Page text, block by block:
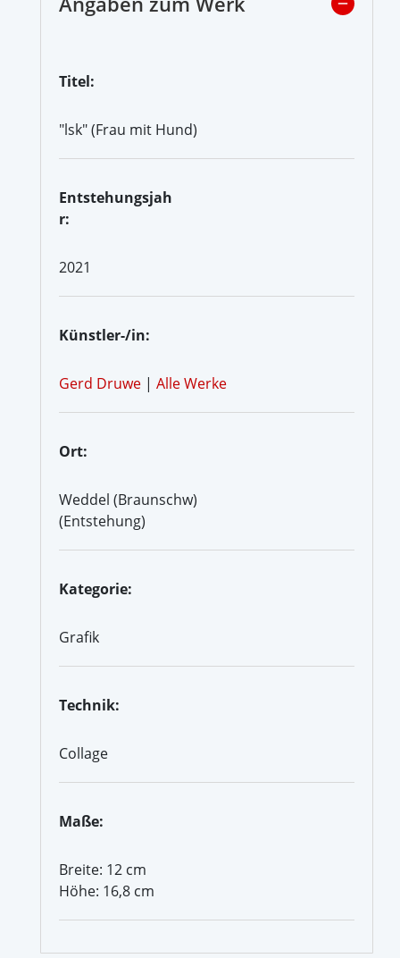
Titel:
"lsk" (Frau mit Hund)
Entstehungsjah
r:
2021
Künstler-/in:
Gerd Druwe | Alle Werke
Ort:
Weddel (Braunschw)
(Entstehung)
Kategorie:
Grafik
Technik:
Collage
Maße:
Breite: 12 cm
Höhe: 16,8 cm